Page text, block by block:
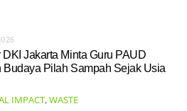
DKI Jakarta Minta Guru PAUD
Budaya Pilah Sampah Sejak Usia
IMPACT,WASTE